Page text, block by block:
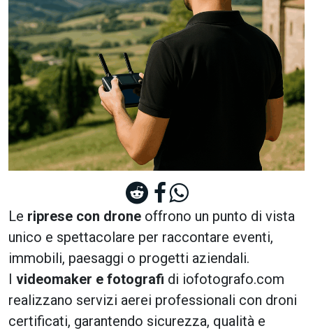
Le riprese con drone offrono un punto di vista
unico e spettacolare per raccontare eventi,
immobili, paesaggi o progetti aziendali.
I videomaker e fotografi di iofotografo.com
realizzano servizi aerei professionali con droni
certificati, garantendo sicurezza, qualità e